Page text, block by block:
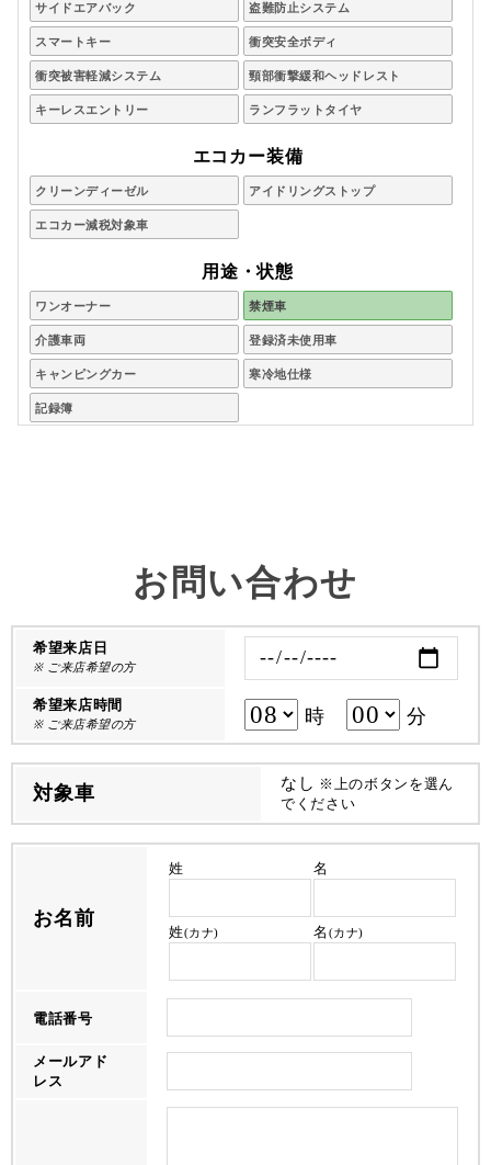
サイドエアバック 盗難防止システム
スマートキー 衝突安全ボディ
衝突被害軽減システム 頸部衝撃緩和ヘッドレスト
キーレスエントリー ランフラットタイヤ
エコカー装備
クリーンディーゼル アイドリングストップ
エコカー減税対象車
用途・状態
ワンオーナー 禁煙車
介護車両 登録済未使用車
キャンピングカー 寒冷地仕様
記録簿
お問い合わせ
希望来店日
※ ご来店希望の方
希望来店時間
※ ご来店希望の方 時 分
対象車 なし ※上のボタンを選ん
でください
お名前
姓 名
姓(カナ) 名 (カナ)
電話番号
メールアド
レス